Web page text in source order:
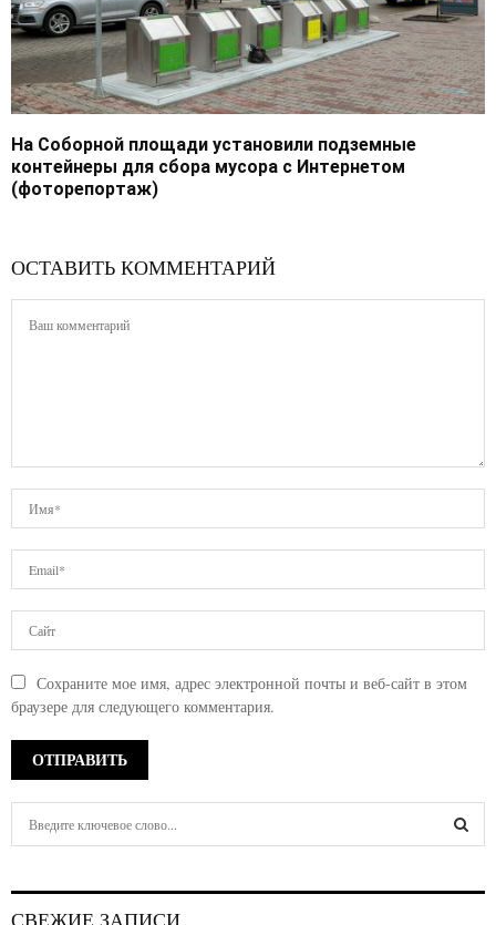
На Соборной площади установили подземные
контейнеры для сбора мусора с Интернетом
(фоторепортаж)
ОСТАВИТЬ КОММЕНТАРИЙ
Сохраните мое имя, адрес электронной почты и веб-сайт в этом
браузере для следующего комментария.
СВЕЖИЕ ЗАПИСИ